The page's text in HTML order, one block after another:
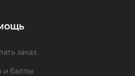
заказ
и баллы